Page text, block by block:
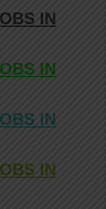
IN
IN
IN
IN